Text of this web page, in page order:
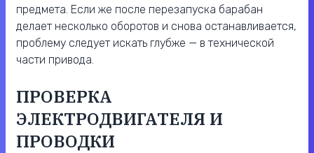
предмета. Если же после перезапуска барабан
делает несколько оборотов и снова останавливается,
проблему следует искать глубже — в технической
части привода.
ПРОВЕРКА
ЭЛЕКТРОДВИГАТЕЛЯ И
ПРОВОДКИ